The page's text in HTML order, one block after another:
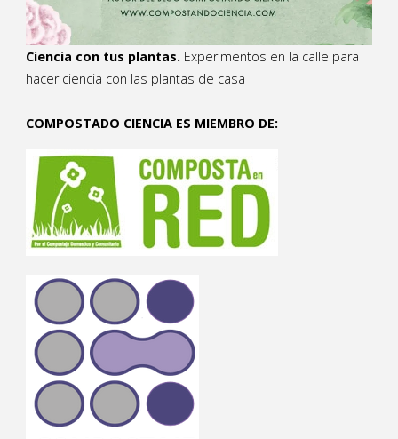
Ciencia con tus plantas. Experimentos en la calle para
hacer ciencia con las plantas de casa
COMPOSTADO CIENCIA ES MIEMBRO DE: